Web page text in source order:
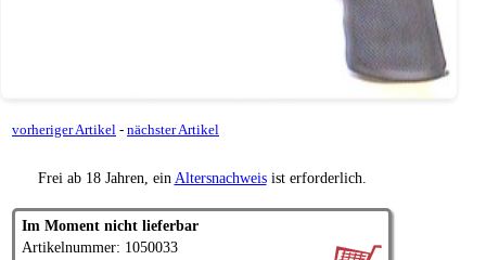
vorheriger Artikel - nächster Artikel
Frei ab 18 Jahren, ein Altersnachweisist erforderlich.
Im Moment nicht lieferbar
Artikelnummer: 1050033